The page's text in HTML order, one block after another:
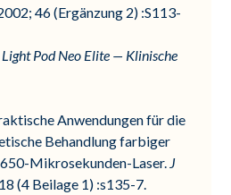
46 (Ergänzung 2) :S113-
Pod Neo Elite — Klinische
Anwendungen für die
Behandlung farbiger
Mikrosekunden-Laser. J
(4 Beilage 1) :s135-7.